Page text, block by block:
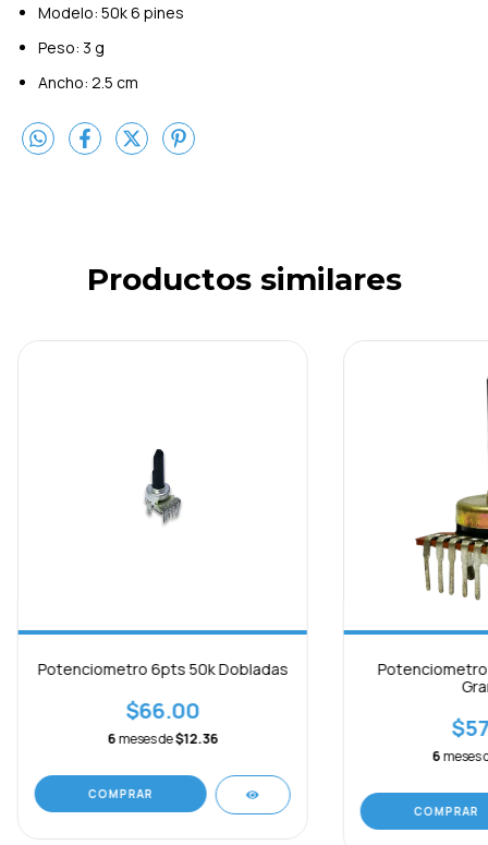
Modelo: 50k 6 pines
Peso: 3 g
Ancho: 2.5 cm
Productos similares
Potenciometro 6pts 50k Dobladas
$66.00
6meses de$12.36
COMPRAR
6meses
COMPRAR